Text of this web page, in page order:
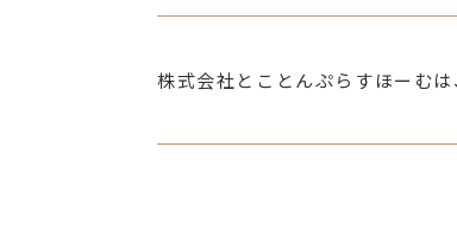
株式会社とことんぷらすほーむ